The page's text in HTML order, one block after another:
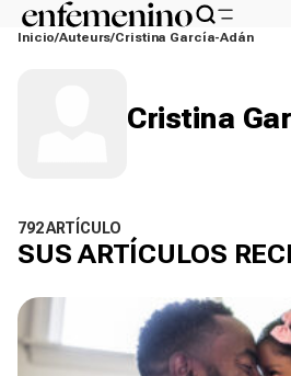
Inicio Auteurs Cristina García-Adán
Cristina
792 ARTÍCULO
SUS ARTÍCULOS